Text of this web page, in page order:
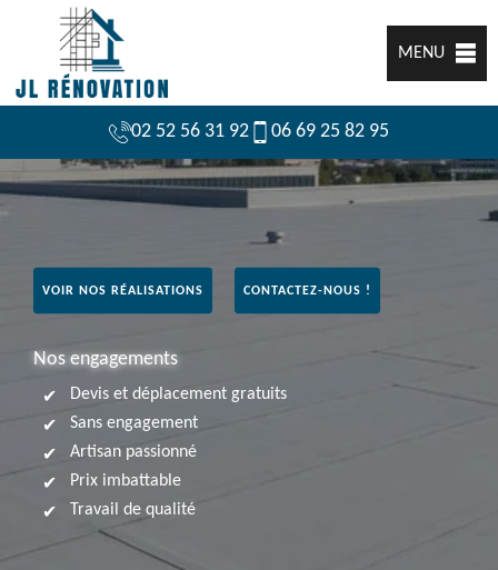
MENU
02 52 56 31 92 06 69 25 82 95
VOIR NOS RÉALISATIONS CONTACTEZ-NOUS !
Nos engagements
Devis et déplacement gratuits
Sans engagement
Artisan passionné
Prix imbattable
Travail de qualité